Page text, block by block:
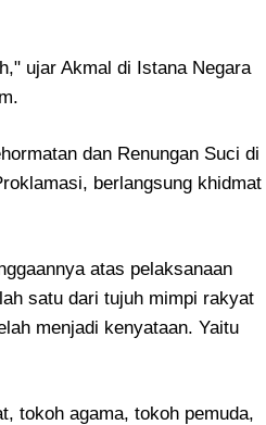
ujar Akmal di Istana Negara
dan Renungan Suci di
berlangsung khidmat
atas pelaksanaan
satu dari tujuh mimpi rakyat
menjadi kenyataan. Yaitu
tokoh agama, tokoh pemuda,